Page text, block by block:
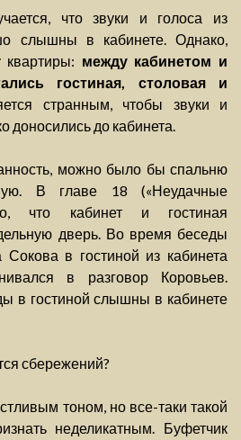
что звуки и голоса из
слышны в кабинете. Однако,
квартиры: между кабинетом и
гостиная, столовая и
странным, чтобы звуки и
доносились до кабинета.
можно было бы спальню
В главе 18 («Неудачные
что кабинет и гостиная
дверь. Во время беседы
в гостиной из кабинета
в разговор Коровьев.
в гостиной слышны в кабинете
сбережений?
тоном, но все-таки такой
неделикатным. Буфетчик